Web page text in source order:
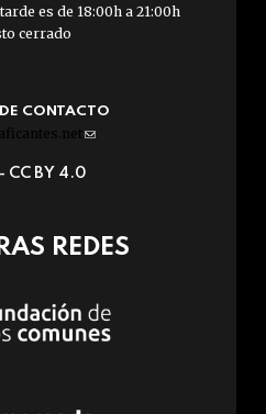
es de 18:00h a 21:00h
cerrado
CONTACTO
(link
e-
CC BY 4.0
REDES